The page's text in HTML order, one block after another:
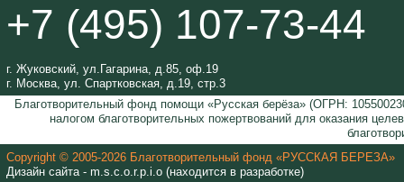
+7 (495) 107-73-44
г. Жуковский, ул.Гагарина, д.85, оф.19
г. Москва, ул. Спартковская, д.19, стр.3
Благотворительный фонд помощи «Русская берёза» (ОГРН:
налогом благотворительных пожертвований для оказания
Copyright © 2005-2026 Благотворительный фонд «РУССКАЯ БЕРЕЗА»
Дизайн сайта - m.s.c.o.r.p.i.o (находится в разработке)